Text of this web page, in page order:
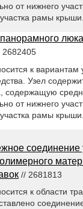
от нижнего
рамы крыши.
2682405
к
Узел
содержащую
от нижнего
рамы крыши.
соединение
// 2681813
к области